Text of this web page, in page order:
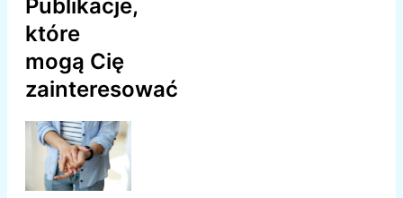
Publikacje,
które
mogą Cię
zainteresować